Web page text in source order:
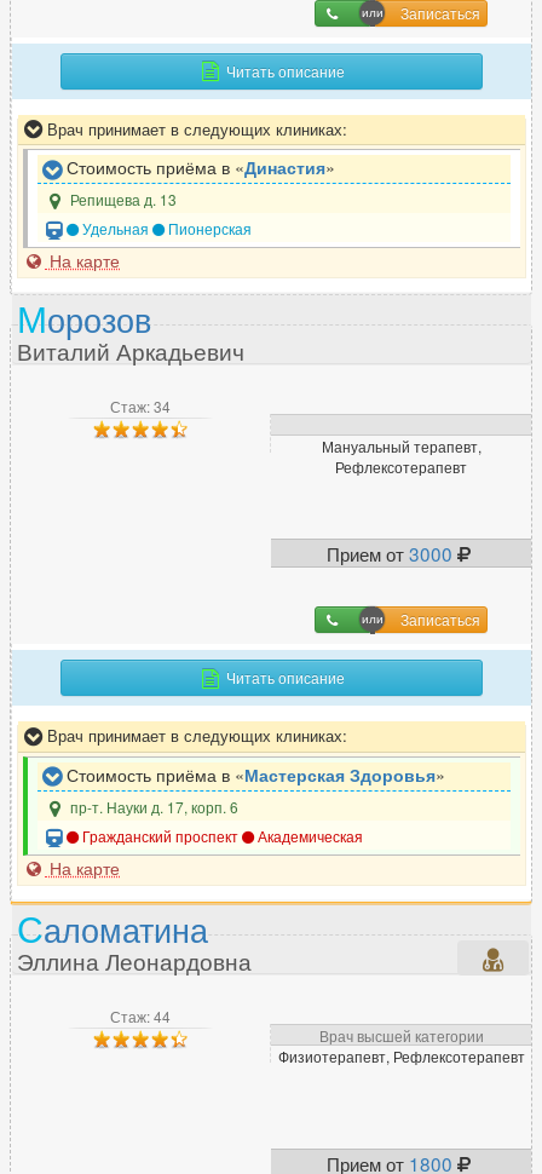
Записаться
Читать описание
Врач принимает в следующих клиниках:
Стоимость приёма в «Династия»
Репищева д. 13
Удельная
Пионерская
На карте
Стаж: 34
Мануальный терапевт,
Рефлексотерапевт
Прием от3000
Записаться
Морозов
Виталий Аркадьевич
Читать описание
Врач принимает в следующих клиниках:
Стоимость приёма в «Мастерская Здоровья»
пр-т. Науки д. 17, корп. 6
Гражданский проспект
Академическая
На карте
Стаж: 44
Врач высшей категории
Физиотерапевт, Рефлексотерапевт
Прием от 1800
Саломатина
Эллина Леонардовна